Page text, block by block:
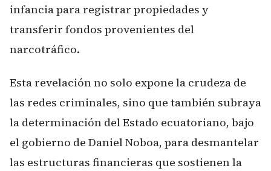
infancia para registrar propiedades y
transferir fondos provenientes del
narcotráfico.
Esta revelación no solo expone la crudeza de
las redes criminales, sino que también subraya
la determinación del Estado ecuatoriano, bajo
el gobierno de Daniel Noboa, para desmantelar
las estructuras financieras que sostienen la